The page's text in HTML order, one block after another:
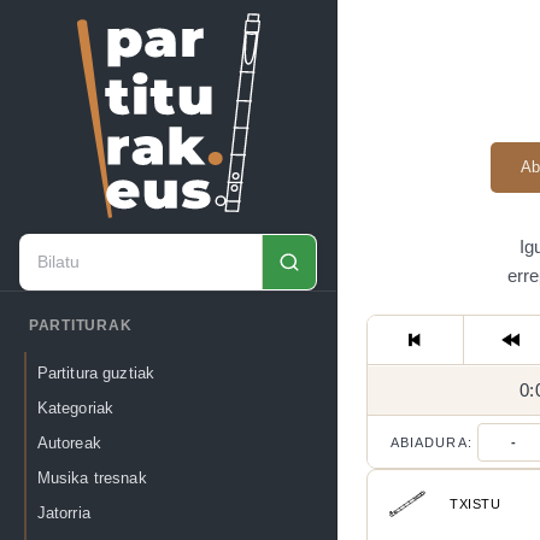
PARTITURAK
Partitura guztiak
Kategoriak
Autoreak
Musika tresnak
Jatorria
ABIADURA: -
TXISTU